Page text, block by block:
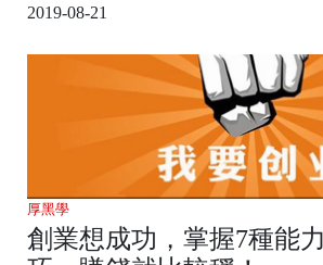
2019-08-21
厚黑學
創業想成功，掌握7種能